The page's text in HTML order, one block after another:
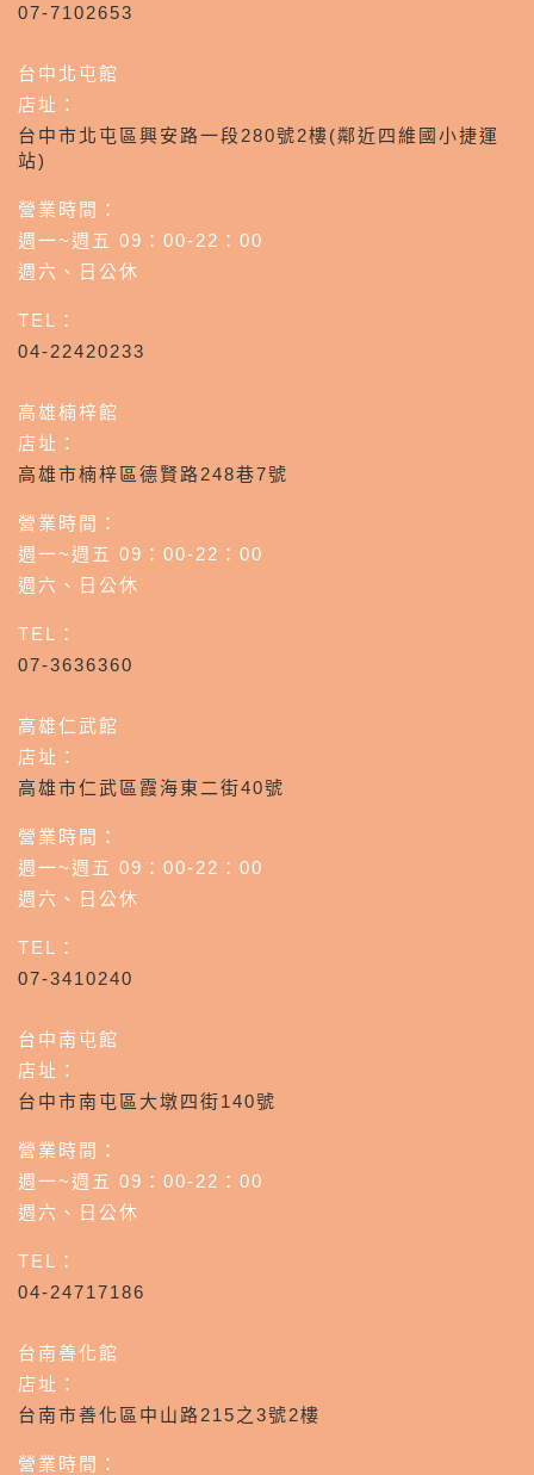
07-7102653
台中北屯館
店址：
台中市北屯區興安路一段280號2樓(鄰近四維國小捷運
站)
營業時間：
週一~週五 09：00-22：00
週六、日公休
TEL：
04-22420233
高雄楠梓館
店址：
高雄市楠梓區德賢路248巷7號
營業時間：
週一~週五 09：00-22：00
週六、日公休
TEL：
07-3636360
高雄仁武館
店址：
高雄市仁武區霞海東二街40號
營業時間：
週一~週五 09：00-22：00
週六、日公休
TEL：
07-3410240
台中南屯館
店址：
台中市南屯區大墩四街140號
營業時間：
週一~週五 09：00-22：00
週六、日公休
TEL：
04-24717186
台南善化館
店址：
台南市善化區中山路215之3號2樓
營業時間：